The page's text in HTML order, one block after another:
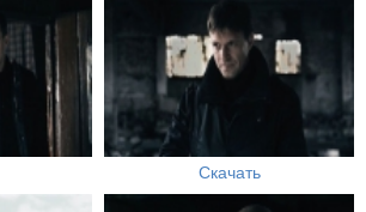
Скачать